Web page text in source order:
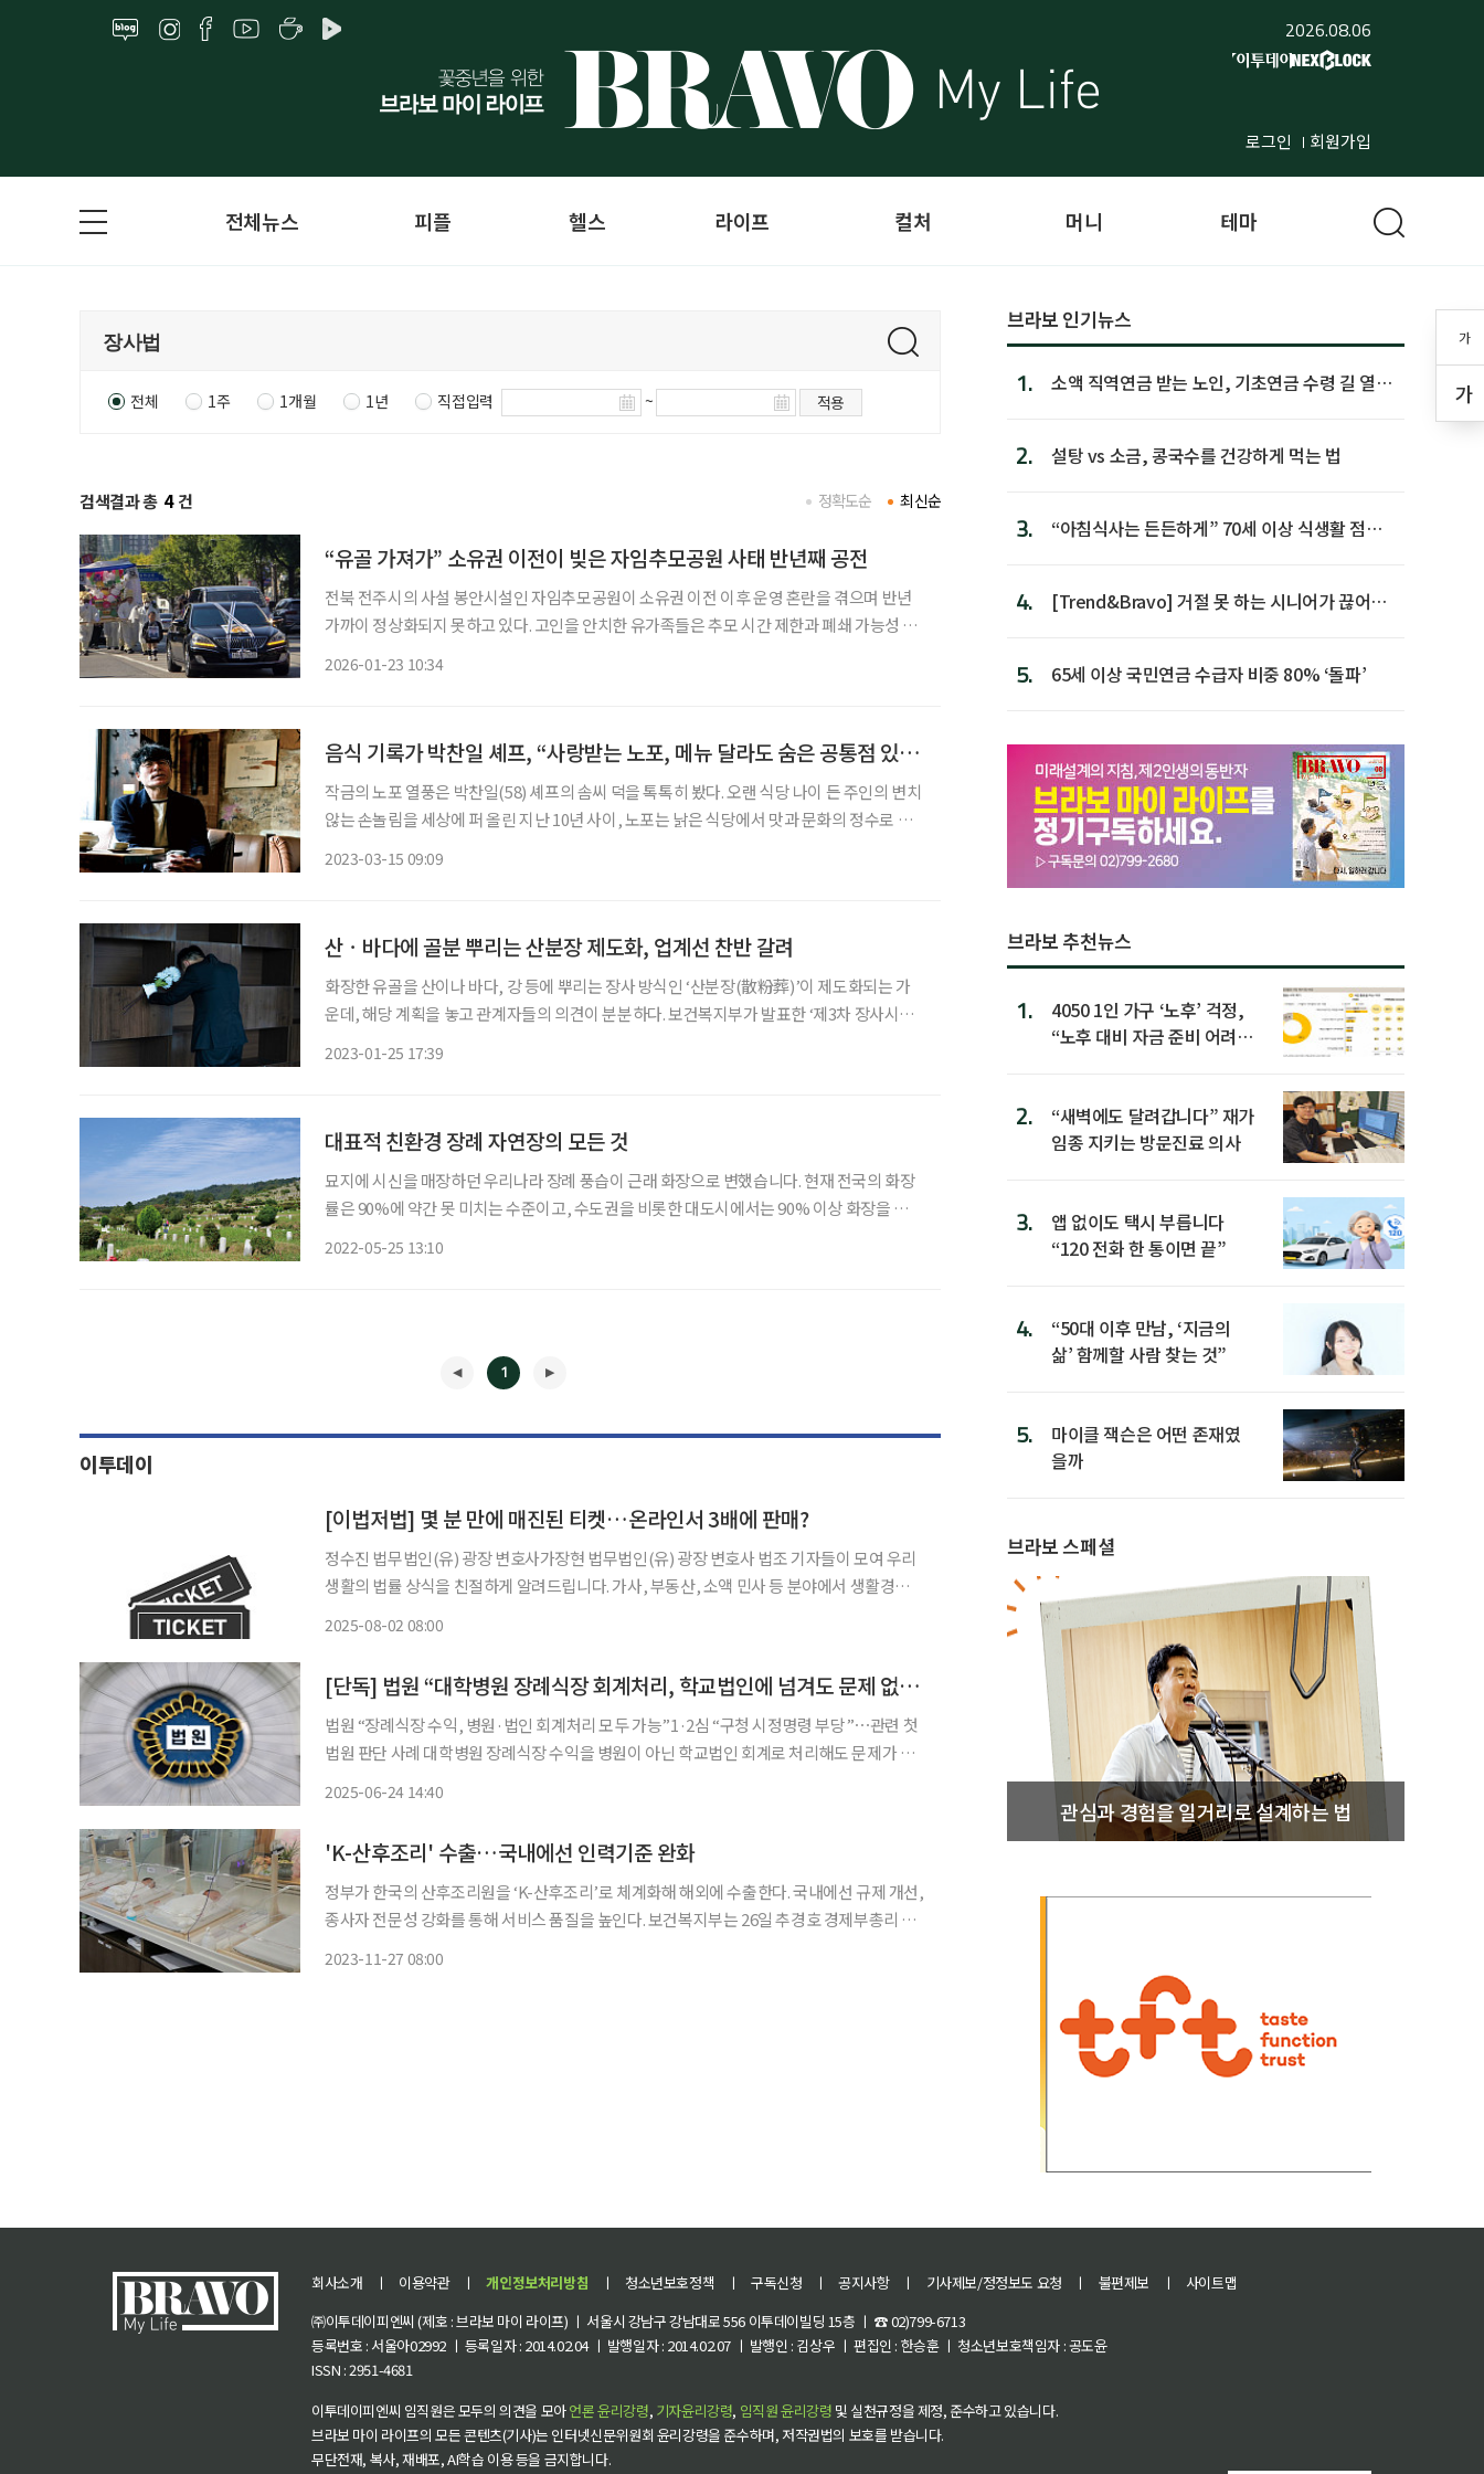
2026.08.06
로그인 회원가입
가
가
전체뉴스 피플 헬스 라이프 컬처 머니 테마
전체 1주 1개월 1년 직접입력 ~ 적용
검색결과 총 4 건 최신순
정확도순
“유골 가져가” 소유권 이전이 빚은 자임추모공원 사태 반년째 공전
전북 전주시의 사설 봉안시설인 자임추모공원이 소유권 이전 이후 운영 혼란을 겪으며 반년
가까이 정상화되지 못하고 있다. 고인을 안치한 유가족들은 추모 시간 제한과 폐쇄 가능성 속
2026-01-23 10:34
음식 기록가 박찬일 셰프, “사랑받는 노포, 메뉴 달라도 숨은 공통점 있어”
작금의 노포 열풍은 박찬일(58) 셰프의 솜씨 덕을 톡톡히 봤다. 오랜 식당 나이 든 주인의 변치
않는 손놀림을 세상에 퍼 올린 지난 10년 사이, 노포는 낡은 식당에서 맛과 문화의 정수로 변
2023-03-15 09:09
산ㆍ바다에 골분 뿌리는 산분장 제도화, 업계선 찬반 갈려
화장한 유골을 산이나 바다, 강 등에 뿌리는 장사 방식인 ‘산분장(散粉葬)’이 제도화되는 가
운데, 해당 계획을 놓고 관계자들의 의견이 분분하다. 보건복지부가 발표한 ‘제3차 장사시설
2023-01-25 17:39
대표적 친환경 장례 자연장의 모든 것
묘지에 시신을 매장하던 우리나라 장례 풍습이 근래 화장으로 변했습니다. 현재 전국의 화장
률은 90%에 약간 못 미치는 수준이고, 수도권을 비롯한 대도시에서는 90% 이상 화장을 하고
2022-05-25 13:10
◀
1
▶
이투데이
[이법저법] 몇 분 만에 매진된 티켓…온라인서 3배에 판매?
정수진 법무법인(유) 광장 변호사가장현 법무법인(유) 광장 변호사 법조 기자들이 모여 우리
생활의 법률 상식을 친절하게 알려드립니다. 가사, 부동산, 소액 민사 등 분야에서 생활경제
2025-08-02 08:00
[단독] 법원 “대학병원 장례식장 회계처리, 학교법인에 넘겨도 문제 없어”
법원 “장례식장 수익, 병원·법인 회계처리 모두 가능”1·2심 “구청 시정명령 부당”⋯관련 첫
법원 판단 사례 대학병원 장례식장 수익을 병원이 아닌 학교법인 회계로 처리해도 문제가 없
2025-06-24 14:40
'K-산후조리' 수출…국내에선 인력기준 완화
정부가 한국의 산후조리원을 ‘K-산후조리’로 체계화해 해외에 수출한다. 국내에선 규제 개선,
종사자 전문성 강화를 통해 서비스 품질을 높인다. 보건복지부는 26일 추경호 경제부총리 겸
2023-11-27 08:00
브라보 인기뉴스
1.
소액 직역연금 받는 노인, 기초연금 수령 길 열린
2. 설탕 vs 소금, 콩국수를 건강하게 먹는 법
3.
“아침식사는 든든하게” 70세 이상 식생활 점수
4.
[Trend&Bravo] 거절 못 하는 시니어가 끊어야
5. 65세 이상 국민연금 수급자 비중 80% ‘돌파’
브라보 추천뉴스
1.
4050 1인 가구 ‘노후’ 걱정,
“노후 대비 자금 준비 어려
2.
“새벽에도 달려갑니다” 재가
임종 지키는 방문진료 의사
3.
앱 없이도 택시 부릅니다
“120 전화 한 통이면 끝”
4.
“50대 이후 만남, ‘지금의
삶’ 함께할 사람 찾는 것”
5.
마이클 잭슨은 어떤 존재였
을까
브라보 스페셜
관심과 경험을 일거리로 설계하는 법
회사소개 ㅣ 이용약관 ㅣ 개인정보처리방침 ㅣ 청소년보호정책 ㅣ 구독신청 ㅣ 공지사항 ㅣ 기사제보/정정보도 요청 ㅣ 불편제보 ㅣ
사이트맵
㈜이투데이피엔씨 (제호 : 브라보 마이 라이프) ㅣ 서울시 강남구 강남대로 556 이투데이빌딩 15층 ㅣ ☎ 02)799-6713
등록번호 : 서울아02992 ㅣ 등록일자 : 2014.02.04 ㅣ 발행일자 : 2014.02.07 ㅣ 발행인 : 김상우 ㅣ 편집인 : 한승훈 ㅣ 청소년보호책임자 : 공도윤
ISSN : 2951-4681
이투데이피엔씨 임직원은 모두의 의견을 모아언론 윤리강령, 기자윤리강령, 임직원 윤리강령 및 실천규정을 제정, 준수하고 있습니다.
브라보 마이 라이프의 모든 콘텐츠(기사)는 인터넷신문위원회 윤리강령을 준수하며, 저작권법의 보호를 받습니다.
무단전재, 복사, 재배포, AI학습 이용 등을 금지합니다.